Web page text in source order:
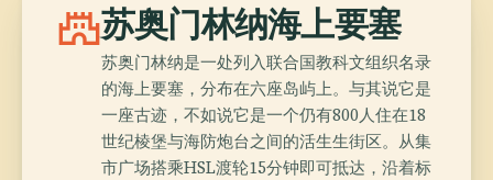
castle苏奥门林纳海上要塞
苏奥门林纳是一处列入联合国教科文组织名录
的海上要塞，分布在六座岛屿上。与其说它是
一座古迹，不如说它是一个仍有800人住在18
世纪棱堡与海防炮台之间的活生生街区。从集
市广场搭乘HSL渡轮15分钟即可抵达，沿着标